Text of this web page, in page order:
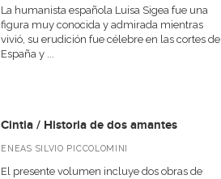
La humanista española Luisa Sigea fue una
figura muy conocida y admirada mientras
vivió, su erudición fue célebre en las cortes de
España y ...
Cintia / Historia de dos amantes
ENEAS SILVIO PICCOLOMINI
El presente volumen incluye dos obras de